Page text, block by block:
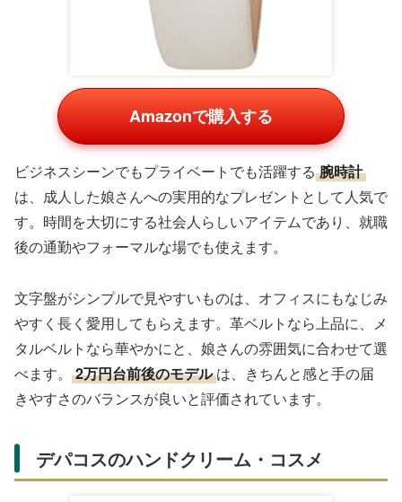
Amazonで購入する
ビジネスシーンでもプライベートでも活躍する 腕時計
は、成人した娘さんへの実用的なプレゼントとして人気で
す。時間を大切にする社会人らしいアイテムであり、就職
後の通勤やフォーマルな場でも使えます。
文字盤がシンプルで見やすいものは、オフィスにもなじみ
やすく長く愛用してもらえます。革ベルトなら上品に、メ
タルベルトなら華やかにと、娘さんの雰囲気に合わせて選
べます。
2万円台前後のモデル は、きちんと感と手の届
きやすさのバランスが良いと評価されています。
デパコスのハンドクリーム・コスメ